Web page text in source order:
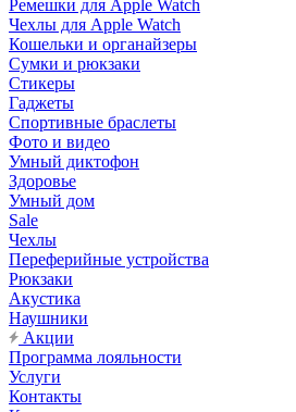
Ремешки для Apple Watch
Чехлы для Apple Watch
Кошельки и органайзеры
Сумки и рюкзаки
Стикеры
Гаджеты
Спортивные браслеты
Фото и видео
Умный диктофон
Здоровье
Умный дом
Sale
Чехлы
Переферийные устройства
Рюкзаки
Акустика
Наушники
Акции
Программа лояльности
Услуги
Контакты